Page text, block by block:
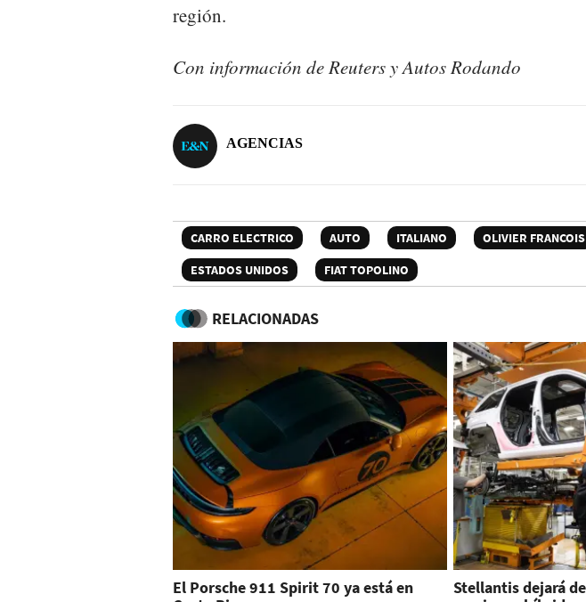
región.
Con información de Reuters y Autos Rodando
AGENCIAS
CARRO ELECTRICO AUTO ITALIANO
OLIVIER FRANCOIS
ESTADOS UNIDOS
FIAT TOPOLINO
RELACIONADAS
El Porsche 911 Spirit 70 ya está en
Stellantis dejará